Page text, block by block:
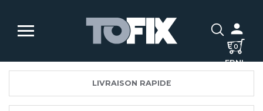
0
FRNL
LIVRAISON RAPIDE